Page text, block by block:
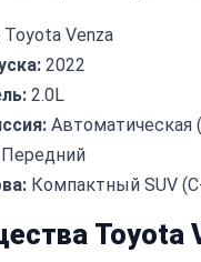
Toyota Venza
2022
2.0L
Автоматическая
Передний
Компактный SUV
Toyota